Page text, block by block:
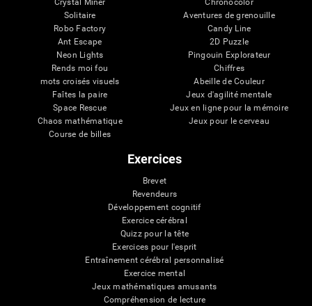
Crystal Miner
Solitaire
Robo Factory
Ant Escape
Neon Lights
Rends moi fou
mots croisés visuels
Faîtes la paire
Space Rescue
Chaos mathématique
Course de billes
Chronocolor
Aventures de grenouille
Candy Line
2D Puzzle
Pingouin Explorateur
Chiffres
Abeille de Couleur
Jeux d'agilité mentale
Jeux en ligne pour la mémoire
Jeux pour le cerveau
Exercices
Brevet
Revendeurs
Développement cognitif
Exercice cérébral
Quizz pour la tête
Exercices pour l'esprit
Entraînement cérébral personnalisé
Exercice mental
Jeux mathématiques amusants
Compréhension de lecture